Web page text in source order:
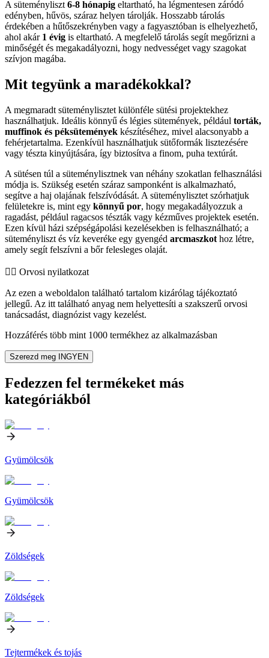
A süteményliszt 6-8 hónapig eltartható, ha légmentesen záródó
edényben, hűvös, száraz helyen tárolják. Hosszabb tárolás
érdekében a hűtőszekrényben vagy a fagyasztóban is elhelyezhető,
ahol akár 1 évig is eltartható. A megfelelő tárolás segít megőrizni a
minőségét és megakadályozni, hogy nedvességet vagy szagokat
szívjon magába.
Mit tegyünk a maradékokkal?
A megmaradt süteménylisztet különféle sütési projektekhez
használhatjuk. Ideális könnyű és légies sütemények, például torták,
muffinok és péksütemények készítéséhez, mivel alacsonyabb a
fehérjetartalma. Ezenkívül használhatjuk sütőformák lisztezésére
vagy tészta kinyújtására, így biztosítva a finom, puha textúrát.
A sütésen túl a süteménylisztnek van néhány szokatlan felhasználási
módja is. Szükség esetén száraz samponként is alkalmazható,
segítve a haj olajának felszívódását. A süteménylisztet szórhatjuk
felületekre is, mint egy könnyű por, hogy megakadályozzuk a
ragadást, például ragacsos tészták vagy kézműves projektek esetén.
Ezen kívül házi szépségápolási kezelésekben is felhasználható; a
süteményliszt és víz keveréke egy gyengéd arcmaszkot hoz létre,
amely segít felszívni a bőr felesleges olaját.
👨‍⚕️️ Orvosi nyilatkozat
Az ezen a weboldalon található tartalom kizárólag tájékoztató
jellegű. Az itt található anyag nem helyettesíti a szakszerű orvosi
tanácsadást, diagnózist vagy kezelést.
Hozzáférés több mint 1000 termékhez az alkalmazásban
Szerezd meg INGYEN
Fedezzen fel termékeket más
kategóriákból
Gyümölcsök
Gyümölcsök
Zöldségek
Zöldségek
Tejtermékek és tojás